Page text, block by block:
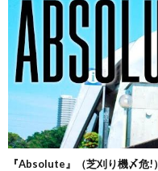
『Absolute』（芝刈り機〆危!）